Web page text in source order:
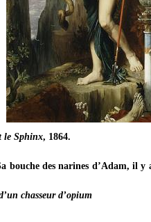
le Sphinx, 1864.
bouche des narines d’Adam, il
chasseur d’opium